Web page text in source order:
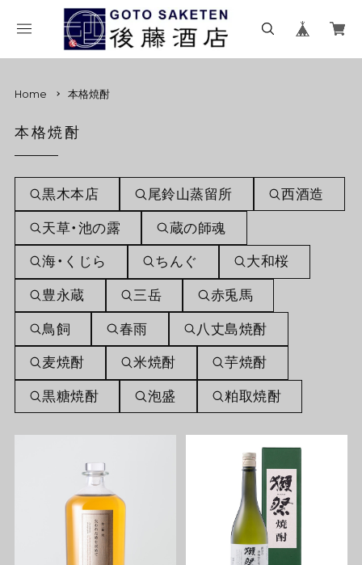
Home 本格焼酎
本格焼酎
黒木本店 尾鈴山蒸留所 西酒造
天草・池の露 蔵の師魂
海・くじら ちんぐ 大和桜
豊永蔵 三岳 赤兎馬
鳥飼 春雨 八丈島焼酎
麦焼酎 米焼酎 芋焼酎
黒糖焼酎 泡盛 粕取焼酎